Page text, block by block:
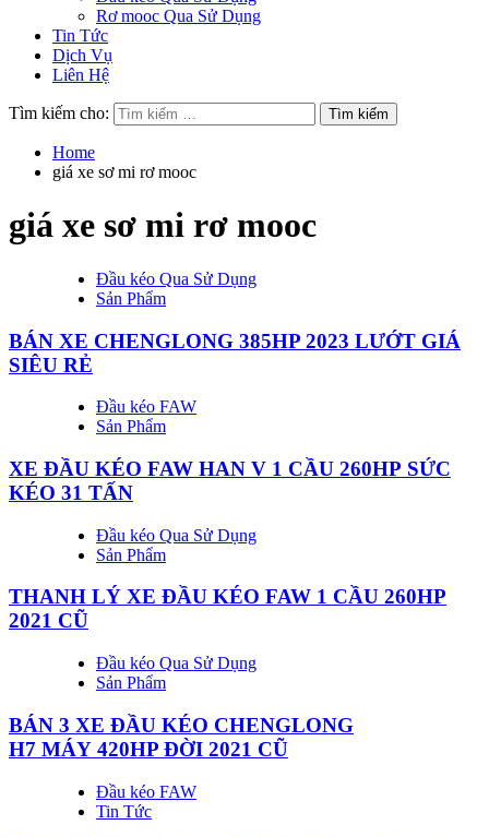
Rơ mooc Qua Sử Dụng
Tin Tức
Dịch Vụ
Liên Hệ
Tìm kiếm cho:
Home
giá xe sơ mi rơ mooc
giá xe sơ mi rơ mooc
Đầu kéo Qua Sử Dụng
Sản Phẩm
BÁN XE CHENGLONG 385HP 2023 LƯỚT GIÁ
SIÊU RẺ
Đầu kéo FAW
Sản Phẩm
XE ĐẦU KÉO FAW HAN V 1 CẦU 260HP SỨC
KÉO 31 TẤN
Đầu kéo Qua Sử Dụng
Sản Phẩm
THANH LÝ XE ĐẦU KÉO FAW 1 CẦU 260HP
2021 CŨ
Đầu kéo Qua Sử Dụng
Sản Phẩm
BÁN 3 XE ĐẦU KÉO CHENGLONG
H7 MÁY 420HP ĐỜI 2021 CŨ
Đầu kéo FAW
Tin Tức